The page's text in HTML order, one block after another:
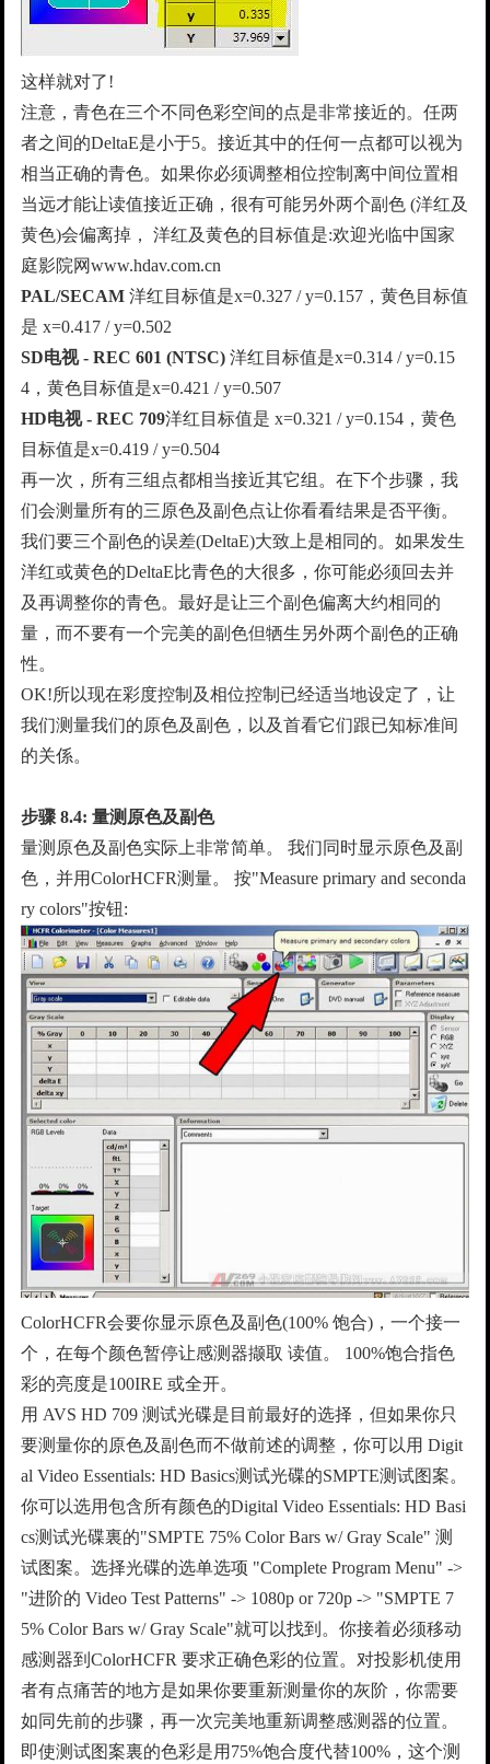
这样就对了!
注意，青色在三个不同色彩空间的点是非常接近的。任两
者之间的DeltaE是小于5。接近其中的任何一点都可以视为
相当正确的青色。如果你必须调整相位控制离中间位置相
当远才能让读值接近正确，很有可能另外两个副色 (洋红及
黄色)会偏离掉， 洋红及黄色的目标值是:欢迎光临中国家
庭影院网www.hdav.com.cn
PAL/SECAM 洋红目标值是x=0.327 / y=0.157，黄色目标值
是 x=0.417 / y=0.502
SD电视- REC 601 (NTSC) 洋红目标值是x=0.314 / y=0.15
4，黄色目标值是x=0.421 / y=0.507
HD电视- REC 709洋红目标值是 x=0.321 / y=0.154，黄色
目标值是x=0.419 / y=0.504
再一次，所有三组点都相当接近其它组。在下个步骤，我
们会测量所有的三原色及副色点让你看看结果是否平衡。
我们要三个副色的误差(DeltaE)大致上是相同的。如果发生
洋红或黄色的DeltaE比青色的大很多，你可能必须回去并
及再调整你的青色。最好是让三个副色偏离大约相同的
量，而不要有一个完美的副色但牺生另外两个副色的正确
性。
OK!所以现在彩度控制及相位控制已经适当地设定了，让
我们测量我们的原色及副色，以及首看它们跟已知标准间
的关係。
步骤 8.4:量测原色及副色
量测原色及副色实际上非常简单。 我们同时显示原色及副
色，并用ColorHCFR测量。 按"Measure primary and seconda
ry colors"按钮:
ColorHCFR会要你显示原色及副色(100% 饱合)，一个接一
个，在每个颜色暂停让感测器撷取 读值。 100%饱合指色
彩的亮度是100IRE 或全开。
用 AVS HD 709 测试光碟是目前最好的选择，但如果你只
要测量你的原色及副色而不做前述的调整，你可以用 Digit
al Video Essentials: HD Basics测试光碟的SMPTE测试图案。
你可以选用包含所有颜色的Digital Video Essentials: HD Basi
cs测试光碟裏的"SMPTE 75% Color Bars w/ Gray Scale" 测
试图案。选择光碟的选单选项 "Complete Program Menu" ->
"进阶的 Video Test Patterns" -> 1080p or 720p -> "SMPTE 7
5% Color Bars w/ Gray Scale"就可以找到。你接着必须移动
感测器到ColorHCFR 要求正确色彩的位置。对投影机使用
者有点痛苦的地方是如果你要重新测量你的灰阶，你需要
如同先前的步骤，再一次完美地重新调整感测器的位置。
即使测试图案裏的色彩是用75%饱合度代替100%，这个测